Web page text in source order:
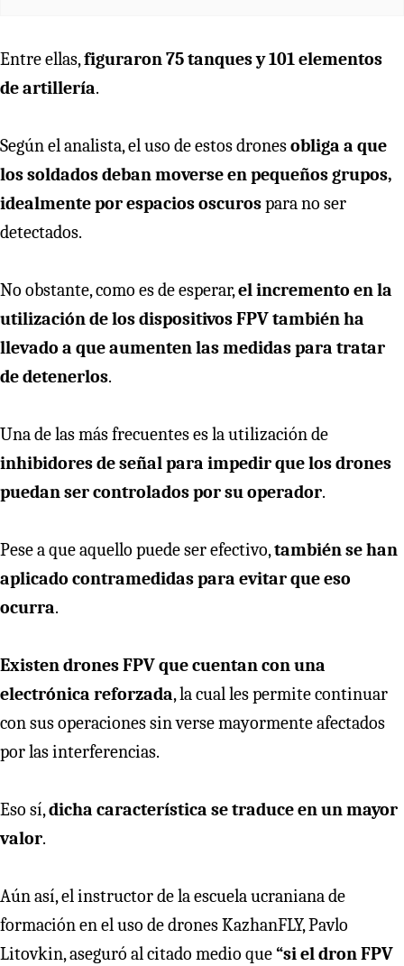
Entre ellas,figuraron 75 tanques y 101 elementos
de artillería.
Según el analista, el uso de estos dronesobliga a que
los soldados deban moverse en pequeños grupos,
idealmente por espacios oscurospara no ser
detectados.
No obstante, como es de esperar,el incremento en la
utilización de los dispositivos FPV también ha
llevado a que aumenten las medidas para tratar
de detenerlos.
Una de las más frecuentes es la utilización de
inhibidores de señal para impedir que los drones
puedan ser controlados por su operador.
Pese a que aquello puede ser efectivo,también se han
aplicado contramedidas para evitar que eso
ocurra.
Existen drones FPV que cuentan con una
electrónica reforzada, la cual les permite continuar
con sus operaciones sin verse mayormente afectados
por las interferencias.
Eso sí,dicha característica se traduce en un mayor
valor.
Aún así, el instructor de la escuela ucraniana de
formación en el uso de drones KazhanFLY, Pavlo
Litovkin, aseguró al citado medio que“si el dron FPV